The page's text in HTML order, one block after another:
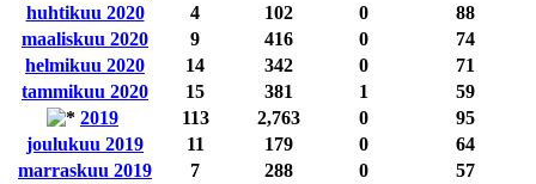
huhtikuu 2020
4 102 0
88
maaliskuu 2020
9 416 0
74
helmikuu 2020
14 342 0
71
tammikuu 2020
15 381 1
59
2019
113 2,763 0
95
joulukuu 2019
11 179 0
64
marraskuu 2019
7 288 0
57